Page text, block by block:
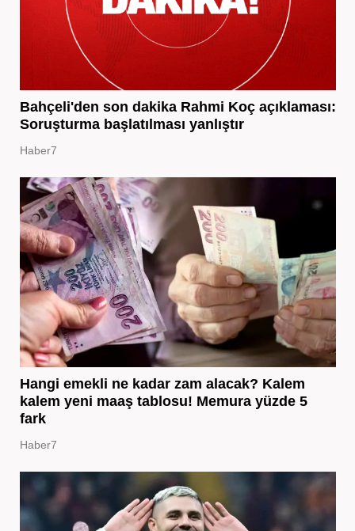
Bahçeli'den son dakika Rahmi Koç açıklaması:
Soruşturma başlatılması yanlıştır
Haber7
Hangi emekli ne kadar zam alacak? Kalem
kalem yeni maaş tablosu! Memura yüzde 5
fark
Haber7